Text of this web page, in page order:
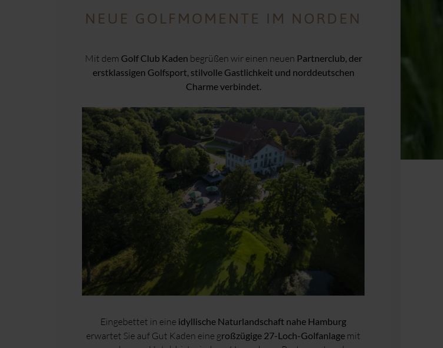
NEUE GOLFMOMENTE IM NORDEN
Mit dem Golf Club Kaden begrüßen wir einen neuen Partnerclub, der
erstklassigen Golfsport, stilvolle Gastlichkeit und norddeutschen
Charme verbindet.
Eingebettet in eine idyllische Naturlandschaft nahe Hamburg
erwartet Sie auf Gut Kaden eine großzügige 27-Loch-Golfanlage mit